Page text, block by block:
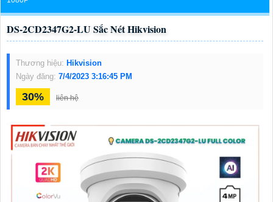
DS-2CD2347G2-LU Sắc Nét Hikvision
Thương hiệu: Hikvision
Ngày đăng: 7/4/2023 3:16:45 PM
30% liên hệ